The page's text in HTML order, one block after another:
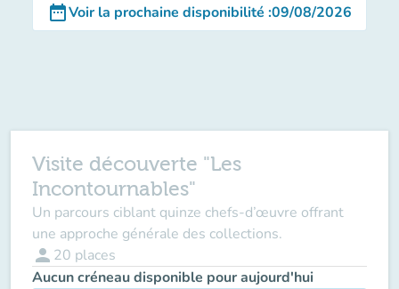
date_rangeVoir la prochaine disponibilité :09/08/2026
Visite découverte "Les
Incontournables"
Un parcours ciblant quinze chefs-d’œuvre offrant
une approche générale des collections.
person 20 places
Aucun créneau disponible pour aujourd'hui